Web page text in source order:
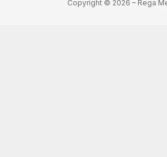
Copyright © 2026 – Rega